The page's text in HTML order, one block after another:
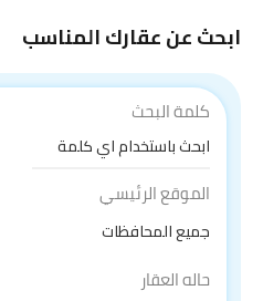
ابحث عن عقارك المناسب
كلمة البحث
الموقع الرئيسي
جميع المحافظات
حاله العقار